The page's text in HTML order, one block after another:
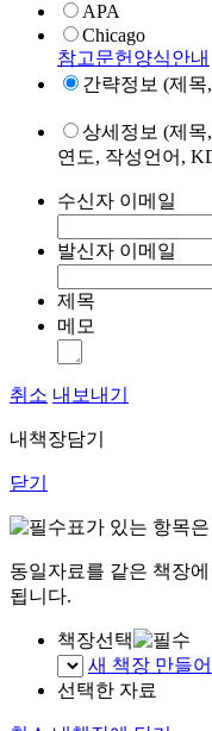
APA
Chicago
참고문헌양식안내
간략정보 (제
상세정보 (제목
연도, 작성언어,
수신자 이메일
발신자 이메일
제목
메모
취소 내보내기
내책장담기
닫기
표가 있는 항목
동일자료를 같은 책장
됩니다.
책장선택
새 책장 만들어
선택한 자료